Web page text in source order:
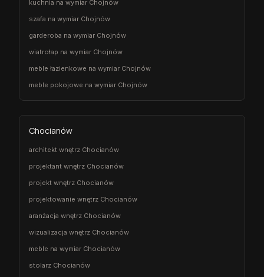
kuchnia na wymiar Chojnów
szafa na wymiar Chojnów
garderoba na wymiar Chojnów
wiatrołap na wymiar Chojnów
meble łazienkowe na wymiar Chojnów
meble pokojowe na wymiar Chojnów
Chocianów
architekt wnętrz Chocianów
projektant wnętrz Chocianów
projekt wnętrz Chocianów
projektowanie wnętrz Chocianów
aranżacja wnętrz Chocianów
wizualizacja wnętrz Chocianów
meble na wymiar Chocianów
stolarz Chocianów